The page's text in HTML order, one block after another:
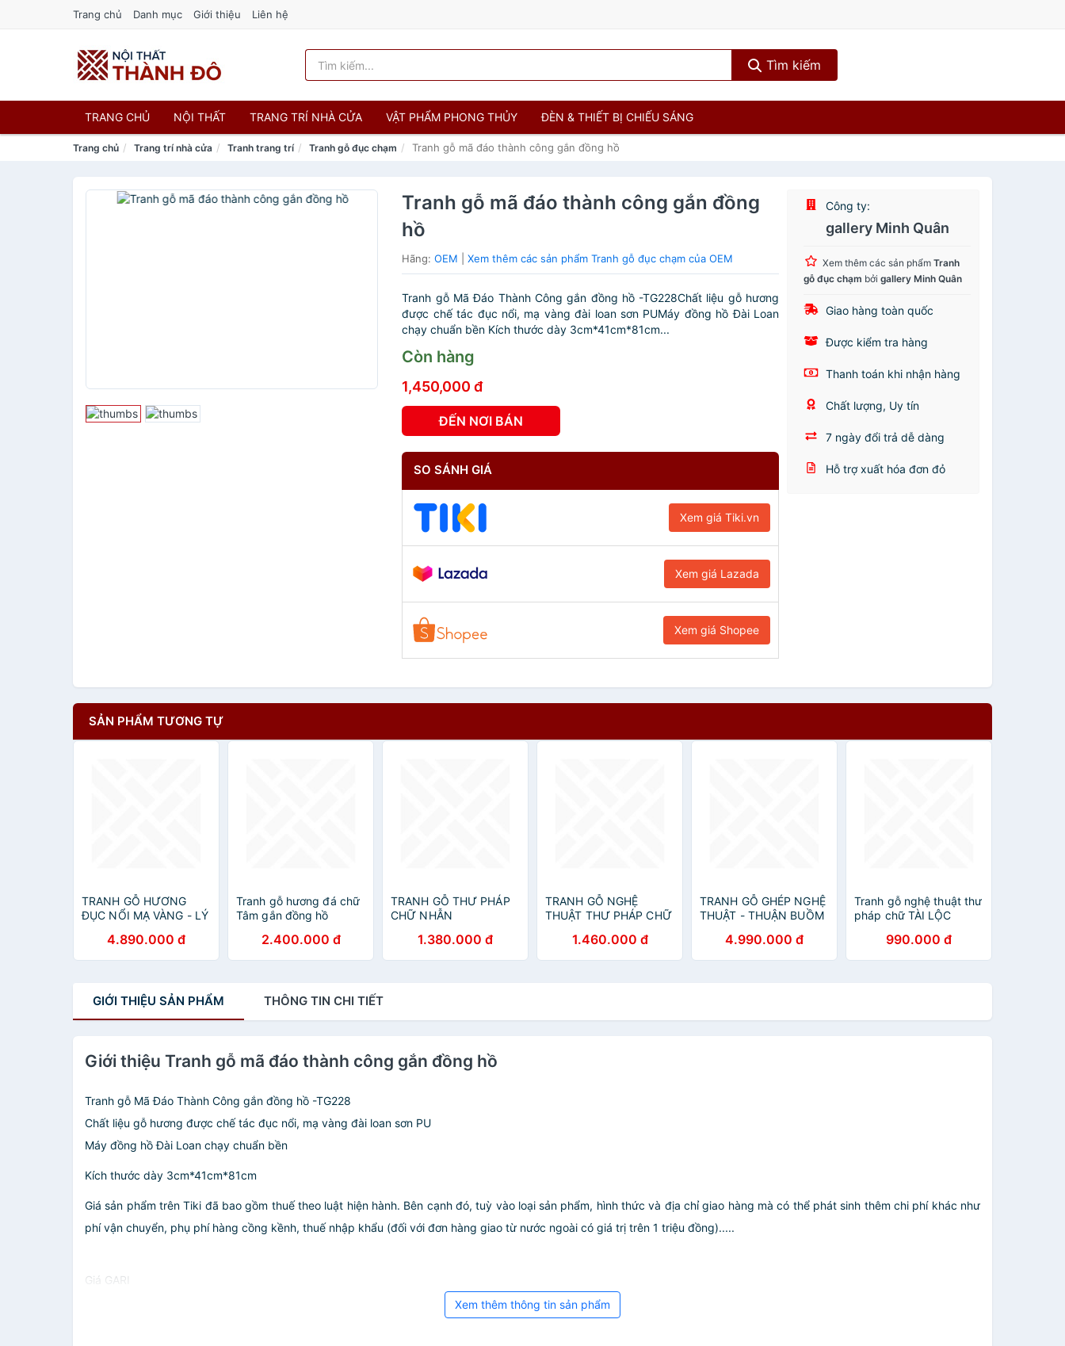
Trang chủ Danh mục Giới thiệu Liên hệ
Tìm kiếm
TRANG CHỦ NỘI THẤT TRANG TRÍ NHÀ CỬA VẬT PHẨM PHONG THỦY ĐÈN & THIẾT BỊ CHIẾU SÁNG
Trang chủ Trang trí nhà cửa Tranh trang trí Tranh gỗ đục chạm Tranh gỗ mã đáo thành công gắn đồng hồ
Tranh gỗ mã đáo thành công gắn đồng
hồ
Hãng:OEM |Xem thêm các sản phẩm Tranh gỗ đục chạm của OEM
Tranh gỗ Mã Đáo Thành Công gắn đồng hồ -TG228Chất liệu gỗ hương
được chế tác đục nổi, mạ vàng đài loan sơn PUMáy đồng hồ Đài Loan
chạy chuẩn bền Kích thước dày 3cm*41cm*81cm...
Còn hàng
1,450,000 đ
ĐẾN NƠI BÁN
SO SÁNH GIÁ
Xem giá Tiki.vn
Xem giá Lazada
Xem giá Shopee
Công ty:
gallery Minh Quân
Xem thêm các sản phẩmTranh
gỗ đục chạm bởigallery Minh Quân
Giao hàng toàn quốc
Được kiểm tra hàng
Thanh toán khi nhận hàng
Chất lượng, Uy tín
7 ngày đổi trả dễ dàng
Hỗ trợ xuất hóa đơn đỏ
SẢN PHẨM TƯƠNG TỰ
TRANH GỖ HƯƠNG
ĐỤC NỔI MẠ VÀNG - LÝ
CẶP CÁ CHÉP (
37*117cm)
4.890.000 đ
Tranh gỗ hương đá chữ
Tâm gắn đồng hồ
2.400.000 đ
TRANH GỖ THƯ PHÁP
CHỮ NHẪN
1.380.000 đ
TRANH GỖ NGHỆ
THUẬT THƯ PHÁP CHỮ
1.460.000 đ
TRANH GỖ GHÉP NGHỆ
THUẬT - THUẬN BUỒM
THÀNH CÔNG
4.990.000 đ
Tranh gỗ nghệ thuật thư
pháp chữ TÀI LỘC
990.000 đ
GIỚI THIỆU SẢN PHẨM THÔNG TIN CHI TIẾT
Giới thiệu Tranh gỗ mã đáo thành công gắn đồng hồ
Tranh gỗ Mã Đáo Thành Công gắn đồng hồ -TG228
Chất liệu gỗ hương được chế tác đục nổi, mạ vàng đài loan sơn PU
Máy đồng hồ Đài Loan chạy chuẩn bền
Kích thước dày 3cm*41cm*81cm
Giá sản phẩm trên Tiki đã bao gồm thuế theo luật hiện hành. Bên cạnh đó, tuỳ vào loại sản phẩm, hình thức và địa chỉ giao hàng mà có thể phát sinh thêm chi phí khác như
phí vận chuyển, phụ phí hàng cồng kềnh, thuế nhập khẩu (đối với đơn hàng giao từ nước ngoài có giá trị trên 1 triệu đồng).....
Giá GARI
Xem thêm thông tin sản phẩm